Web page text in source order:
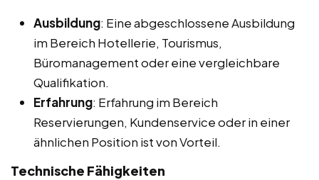
Ausbildung: Eine abgeschlossene Ausbildung
im Bereich Hotellerie, Tourismus,
Büromanagement oder eine vergleichbare
Qualifikation.
Erfahrung: Erfahrung im Bereich
Reservierungen, Kundenservice oder in einer
ähnlichen Position ist von Vorteil.
Technische Fähigkeiten